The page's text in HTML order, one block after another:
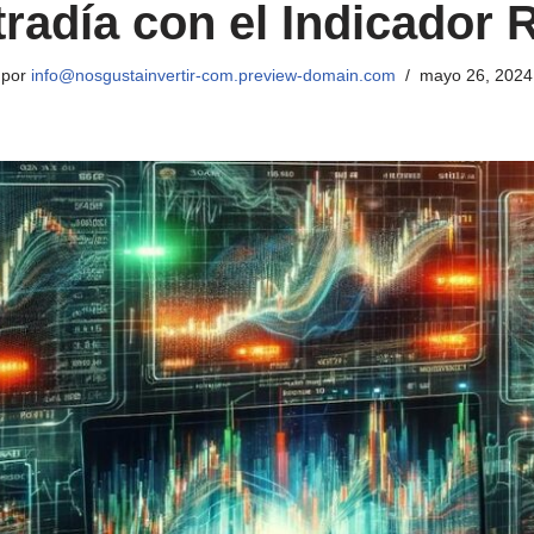
con el Indicador
por info@nosgustainvertir-com.preview-domain.com mayo 26, 2024